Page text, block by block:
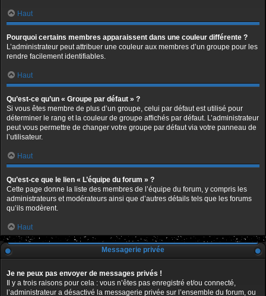
Haut
Pourquoi certains membres apparaissent dans une couleur différente ?
L’administrateur peut attribuer une couleur aux membres d’un groupe pour les
rendre facilement identifiables.
Haut
Qu’est-ce qu’un « Groupe par défaut » ?
Si vous êtes membre de plus d’un groupe, celui par défaut est utilisé pour
déterminer le rang et la couleur de groupe affichés par défaut. L’administrateur
peut vous permettre de changer votre groupe par défaut via votre panneau de
l’utilisateur.
Haut
Qu’est-ce que le lien « L’équipe du forum » ?
Cette page donne la liste des membres de l’équipe du forum, y compris les
administrateurs et modérateurs ainsi que d’autres détails tels que les forums
qu’ils modèrent.
Haut
Messagerie privée
Je ne peux pas envoyer de messages privés !
Il y a trois raisons pour cela : vous n’êtes pas enregistré et/ou connecté,
l’administrateur a désactivé la messagerie privée sur l’ensemble du forum, ou